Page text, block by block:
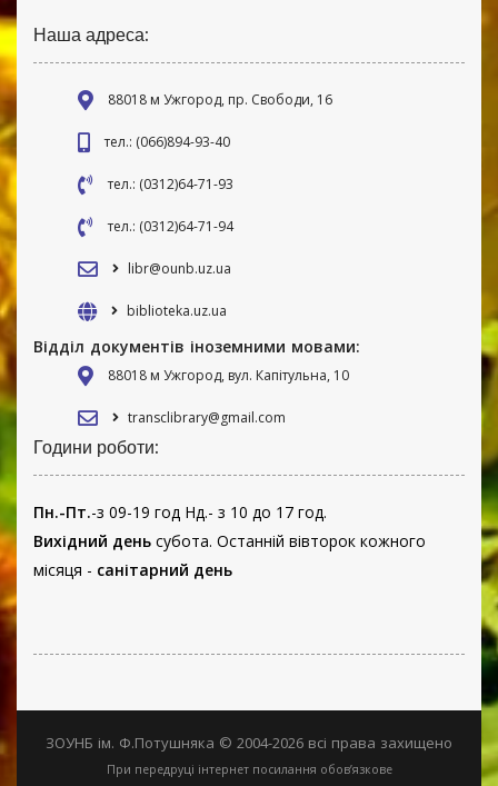
Наша адреса:
88018 м Ужгород, пр. Свободи, 16
тел.: (066)894-93-40
тел.: (0312)64-71-93
тел.: (0312)64-71-94
libr@ounb.uz.ua
biblioteka.uz.ua
Відділ документів іноземними мовами:
88018 м Ужгород, вул. Капітульна, 10
transclibrary@gmail.com
Години роботи:
Пн.-Пт.-з 09-19 год Нд.- з 10 до 17 год.
Вихідний день субота. Останній вівторок кожного
місяця - санітарний день
ЗОУНБ ім. Ф.Потушняка © 2004-2026 всі права захищено
При передруці інтернет посилання обов’язкове